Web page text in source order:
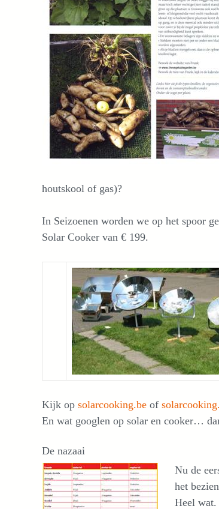
houtskool of gas)?
In Seizoenen worden we op het spoor
Solar Cooker van € 199.
Kijk op solarcooking.be of
En wat googlen op solar en cooker…
De nazaai
Nu de
het
Heel wat.